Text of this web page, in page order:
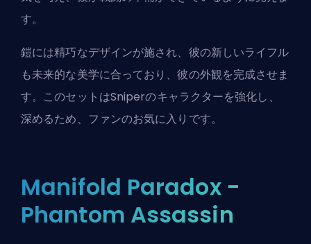
す。
鎧には精巧なデザインが施され、彼の新しいライフル
も未来的な美学に合っており、彼の外観を完成させま
す。このセットはSniperのキャラクターを強化し、
深めるため、ファンのお気に入りです。
Manifold Paradox -
Phantom Assassin